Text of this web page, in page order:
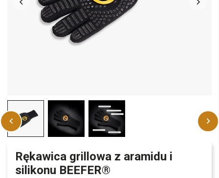
Rękawica grillowa z aramidu i
silikonu BEEFER®